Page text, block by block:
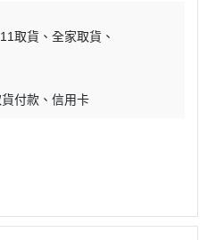
取貨
全家取貨
付款 信用卡